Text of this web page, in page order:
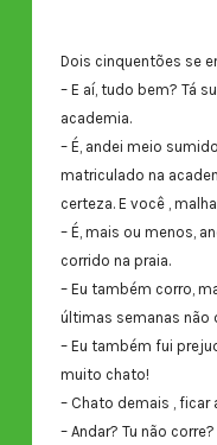
Dois cinquentões se
– E aí, tudo bem? Tá
academia.
– É, andei meio
matriculado na
certeza. E você ,
– É, mais ou menos,
corrido na praia.
– Eu também corro,
últimas semanas não
– Eu também fui
muito chato!
– Chato demais , ficar
– Andar? Tu não corre?